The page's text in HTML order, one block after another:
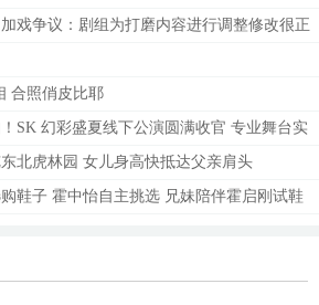
戏争议：剧组为打磨内容进行调整修改很正
合照俏皮比耶
SK 幻彩盛夏线下公演圆满收官 专业舞台实
北虎林园 女儿身高快抵达父亲肩头
鞋子 霍中怡自主挑选 兄妹陪伴霍启刚试鞋